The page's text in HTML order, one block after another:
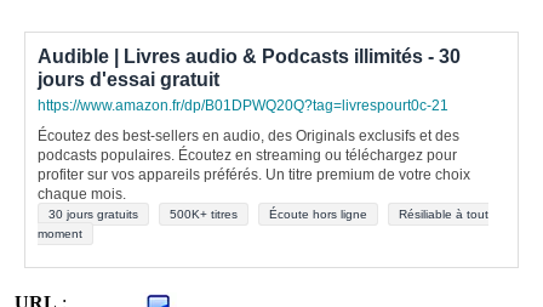
Audible | Livres audio & Podcasts illimités - 30
jours d'essai gratuit
https://www.amazon.fr/dp/B01DPWQ20Q?tag=livrespourt0c-21
Écoutez des best-sellers en audio, des Originals exclusifs et des
podcasts populaires. Écoutez en streaming ou téléchargez pour
profiter sur vos appareils préférés. Un titre premium de votre choix
chaque mois.
30 jours gratuits 500K+ titres Écoute hors ligne
Résiliable à tout
moment
URL :